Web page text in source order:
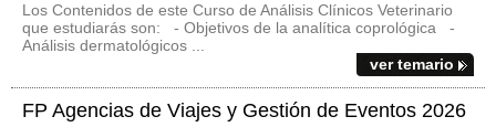
Los Contenidos de este Curso de Análisis Clínicos Veterinario
que estudiarás son: - Objetivos de la analítica coprológica -
Análisis dermatológicos ...
ver temario
FP Agencias de Viajes y Gestión de Eventos 2026